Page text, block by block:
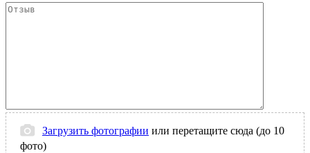
Загрузить фотографии или перетащите сюда (до 10
фото)